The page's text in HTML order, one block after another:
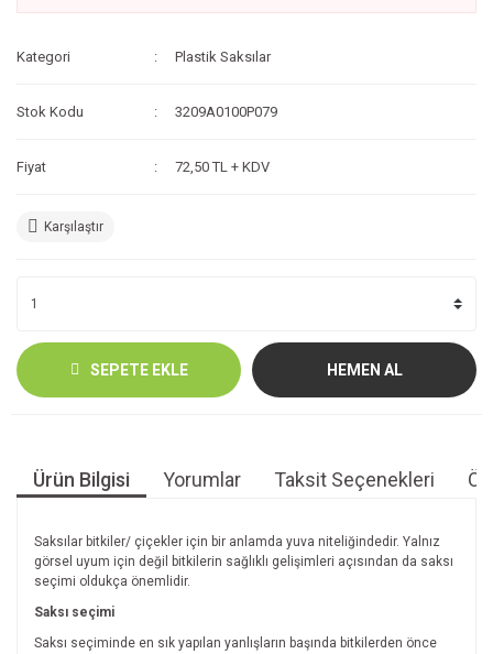
Kategori Plastik Saksılar
Stok Kodu 3209A0100P079
Fiyat 72,50 TL + KDV
Karşılaştır
SEPETE EKLE HEMEN AL
Ürün Bilgisi Yorumlar Taksit Seçenekleri
Saksılar bitkiler/ çiçekler için bir anlamda yuva niteliğindedir. Yalnız
görsel uyum için değil bitkilerin sağlıklı gelişimleri açısından da saksı
seçimi oldukça önemlidir.
Saksı seçimi
Saksı seçiminde en sık yapılan yanlışların başında bitkilerden önce